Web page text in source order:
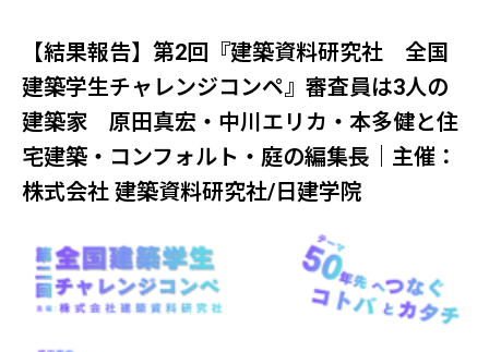
【結果報告】第2回『建築資料研究社 全国
建築学生チャレンジコンペ』審査員は3人の
建築家 原田真宏・中川エリカ・本多健と住
宅建築・コンフォルト・庭の編集長｜主催：
株式会社 建築資料研究社/日建学院